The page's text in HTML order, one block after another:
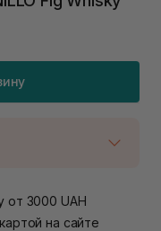
4
от 3000 UAH
на сайте